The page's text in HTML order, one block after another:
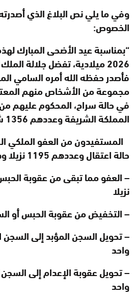
وفي ما يلي نص البلاغ الذي
الخصوص:
“
2026 ميلادية، تفضل جلالة
فأصدر حفظه الله أمره السامي
مجموعة من الأشخاص منهم
في حالة سراح، المحكوم
المملكة الشريفة وعددهم 1356 شخصا وهم كالآتي
المستفيدون من العفو الملكي
حالة اعتقال وعددهم 1195 نزيلا وذلك على النحو التالي
–
نزيلا
–التخفيض من عقوبة الحبس أو السجن
–
واحد
–
واحد